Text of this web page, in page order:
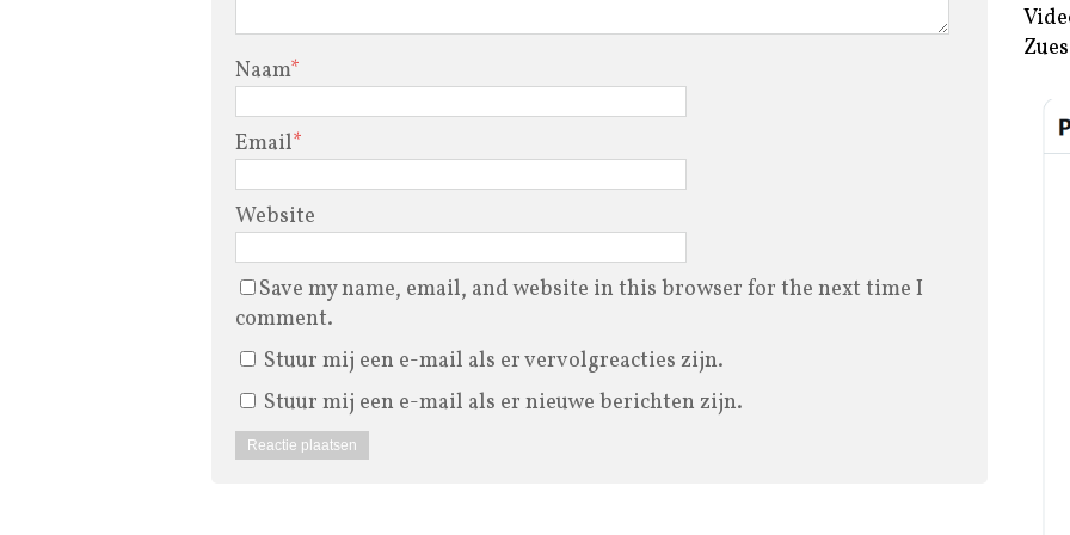
Naam*
Email*
Website
Save my name, email, and website in this browser for the next time I
comment.
Stuur mij een e-mail als er vervolgreacties zijn.
Stuur mij een e-mail als er nieuwe berichten zijn.